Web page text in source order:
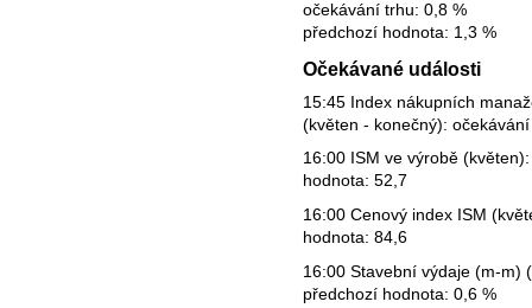
očekávání trhu: 0,8 %
předchozí hodnota: 1,3 %
Očekávané události
15:45 Index nákupních
(květen - konečný):
16:00 ISM ve výrobě
hodnota: 52,7
16:00 Cenový index ISM
hodnota: 84,6
16:00 Stavební výdaje (m-m)
předchozí hodnota: 0,6 %